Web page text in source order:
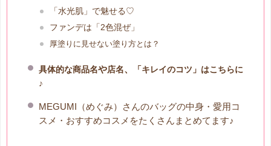
「水光肌」で魅せる♡
ファンデは「2色混ぜ」
厚塗りに見せない塗り方とは？
具体的な商品名や店名、
「キレイのコツ」はこちらに
♪
MEGUMI（めぐみ）さんのバッグの中身・愛用コ
スメ・おすすめコスメをたくさんまとめてます♪